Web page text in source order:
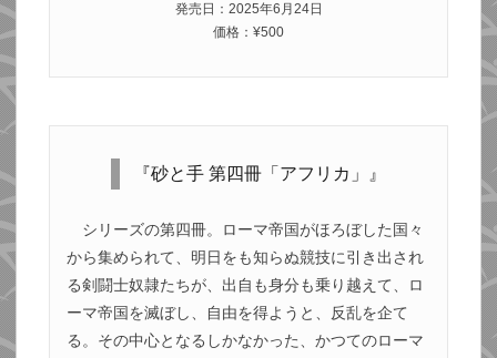
発売日：2025年6月24日
価格：¥500
『砂と手 第四冊「アフリカ」』
シリーズの第四冊。ローマ帝国がほろぼした国々
から集められて、明日をも知らぬ競技に引き出され
る剣闘士奴隷たちが、出自も身分も乗り越えて、ロ
ーマ帝国を滅ぼし、自由を得ようと、反乱を企て
る。その中心となるしかなかった、かつてのローマ